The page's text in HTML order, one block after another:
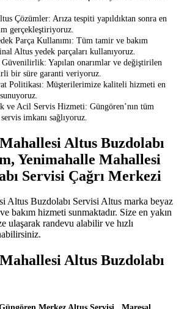
Çözümler: Arıza tespiti yapıldıktan sonra en
gerçekleştiriyoruz.
Parça Kullanımı: Tüm tamir ve bakım
Altus yedek parçaları kullanıyoruz.
Yapılan onarımlar ve değiştirilen
bir süre garanti veriyoruz.
Politikası: Müşterilerimize kaliteli hizmeti en
ve Acil Servis Hizmeti: Güngören’nın tüm
imkanı sağlıyoruz.
Altus Buzdolabı
Yenimahalle Mahallesi
Servisi Çağrı Merkezi
Altus Buzdolabı Servisi Altus marka beyaz
bakım hizmeti sunmaktadır. Size en yakın
ulaşarak randevu alabilir ve hızlı
Altus Buzdolabı